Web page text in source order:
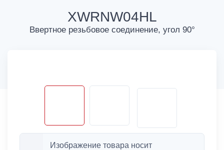
XWRNW04HL
Ввертное резьбовое соединение, угол 90°
Изображение товара носит